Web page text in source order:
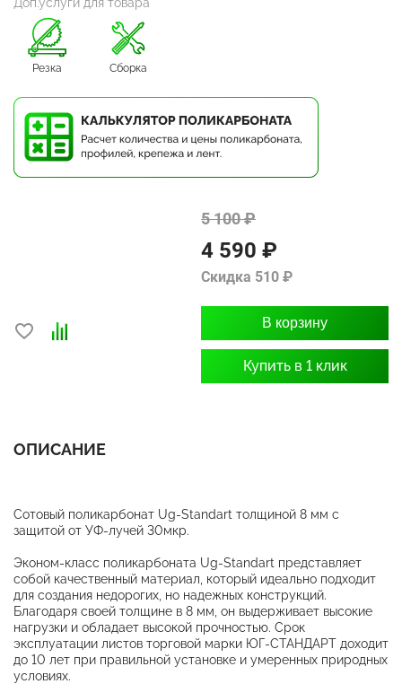
Резка Сборка
5 100 ₽
4 590 ₽
Скидка 510 ₽
В корзину
Купить в 1 клик
ОПИСАНИЕ
Сотовый поликарбонат Ug-Standart толщиной 8 мм с
защитой от УФ-лучей 30мкр.
Эконом-класс поликарбоната Ug-Standart представляет
собой качественный материал, который идеально подходит
для создания недорогих, но надежных конструкций.
Благодаря своей толщине в 8 мм, он выдерживает высокие
нагрузки и обладает высокой прочностью. Срок
эксплуатации листов торговой марки ЮГ-СТАНДАРТ доходит
до 10 лет при правильной установке и умеренных природных
условиях.